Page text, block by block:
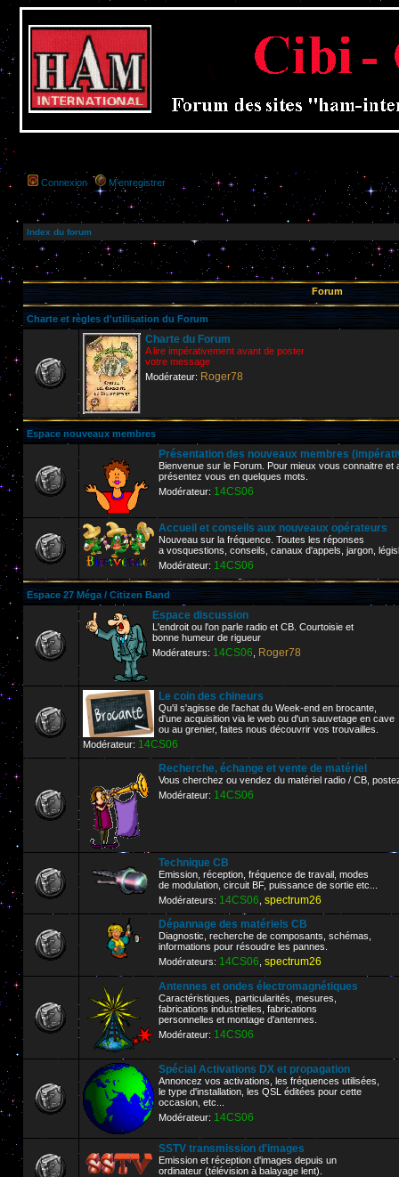
Connexion M’enregistrer
Index du forum
Forum
Charte et règles d'utilisation du Forum
Charte du Forum
A lire impérativement avant de poster
votre message
Modérateur: Roger78
Espace nouveaux membres
Présentation des nouveaux membres
Bienvenue sur le Forum. Pour mieux vous connaitre
présentez vous en quelques mots.
Modérateur: 14CS06
Accueil et conseils aux nouveaux opérateurs
Nouveau sur la fréquence. Toutes les réponses
a vosquestions, conseils, canaux d'appels, jargon,
Modérateur: 14CS06
Espace 27 Méga / Citizen Band
Espace discussion
L'endroit ou l'on parle radio et CB. Courtoisie et
bonne humeur de rigueur
Modérateurs: 14CS06 Roger78
Le coin des chineurs
Qu'il s'agisse de l'achat du Week-end en brocante,
d'une acquisition via le web ou d'un sauvetage en cave
ou au grenier, faites nous découvrir vos trouvailles.
Modérateur: 14CS06
Recherche, échange et vente de matériel
Vous cherchez ou vendez du matériel radio / CB,
Modérateur: 14CS06
Technique CB
Emission, réception, fréquence de travail, modes
de modulation, circuit BF, puissance de sortie etc...
Modérateurs: 14CS06 spectrum26
Dépannage des matériels CB
Diagnostic, recherche de composants, schémas,
informations pour résoudre les pannes.
Modérateurs: 14CS06 spectrum26
Antennes et ondes électromagnétiques
Caractéristiques, particularités, mesures,
fabrications industrielles, fabrications
personnelles et montage d'antennes.
Modérateur: 14CS06
Spécial Activations DX et propagation
Annoncez vos activations, les fréquences utilisées,
le type d'installation, les QSL éditées pour cette
occasion, etc...
Modérateur: 14CS06
SSTV transmission d'images
Emission et réception d'images depuis un
ordinateur (télévision à balayage lent).